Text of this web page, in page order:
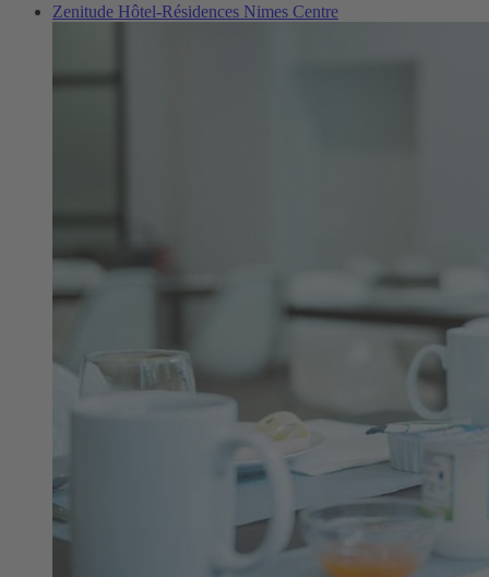
Zenitude Hôtel-Résidences Nimes Centre